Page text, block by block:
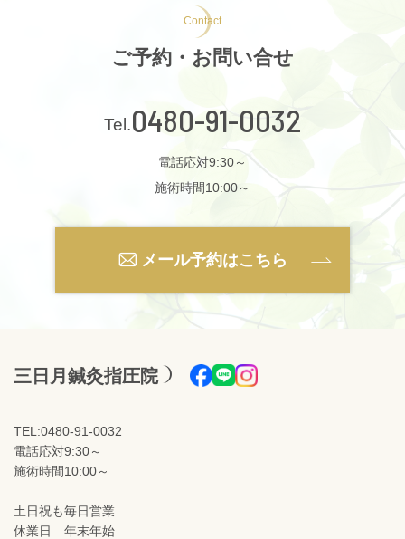
Contact
ご予約・お問い合せ
0480-91-0032
電話応対9:30～
施術時間10:00～
メール予約はこちら
三日月鍼灸指圧院
TEL:0480-91-0032
電話応対9:30～
施術時間10:00～
土日祝も毎日営業
休業日 年末年始